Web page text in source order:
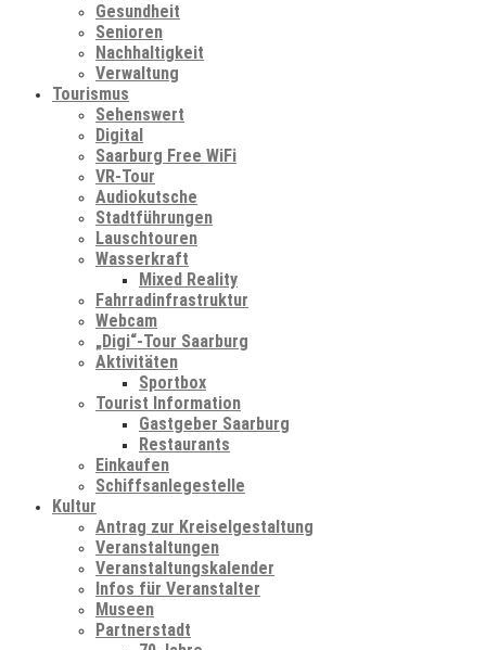
Gesundheit
Senioren
Nachhaltigkeit
Verwaltung
Tourismus
Sehenswert
Digital
Saarburg Free WiFi
VR-Tour
Audiokutsche
Stadtführungen
Lauschtouren
Wasserkraft
Mixed Reality
Fahrradinfrastruktur
Webcam
„Digi“-Tour Saarburg
Aktivitäten
Sportbox
Tourist Information
Gastgeber Saarburg
Restaurants
Einkaufen
Schiffsanlegestelle
Kultur
Antrag zur Kreiselgestaltung
Veranstaltungen
Veranstaltungskalender
Infos für Veranstalter
Museen
Partnerstadt